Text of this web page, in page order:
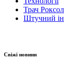
Трач
Штучний
Свіжі новини